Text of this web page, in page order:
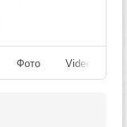
Фото Videos